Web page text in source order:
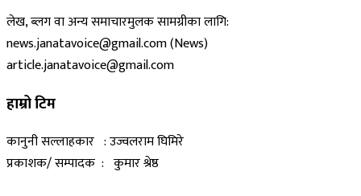
लेख, ब्लग वा अन्य समाचारमुलक सामग्रीका लागि:
news.janatavoice@gmail.com (News)
article.janatavoice@gmail.com
हाम्रो टिम
कानुनी सल्लाहकार : उज्वलराम घिमिरे
प्रकाशक/ सम्पादक : कुमार श्रेष्ठ